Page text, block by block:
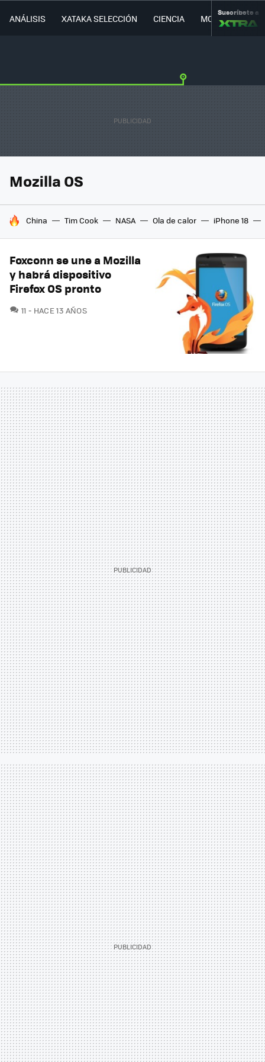
ANÁLISIS XATAKA SELECCIÓN CIENCIA MOVILIDAD
Suscríbete a
Mozilla OS
HOY SE HABLA DE
China Tim Cook NASA Ola de calor iPhone 18
Foxconn se une a Mozilla
y habrá dispositivo
Firefox OS pronto
11 COMENTARIOS
HACE 13 AÑOS